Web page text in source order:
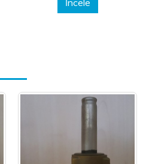
İncele